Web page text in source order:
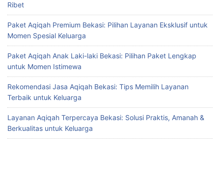
Ribet
Paket Aqiqah Premium Bekasi: Pilihan Layanan Eksklusif untuk
Momen Spesial Keluarga
Paket Aqiqah Anak Laki-laki Bekasi: Pilihan Paket Lengkap
untuk Momen Istimewa
Rekomendasi Jasa Aqiqah Bekasi: Tips Memilih Layanan
Terbaik untuk Keluarga
Layanan Aqiqah Terpercaya Bekasi: Solusi Praktis, Amanah &
Berkualitas untuk Keluarga